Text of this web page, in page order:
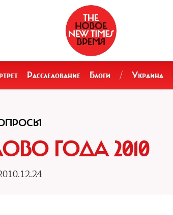
Расследование Блоги / Украина
ГОДА 2010